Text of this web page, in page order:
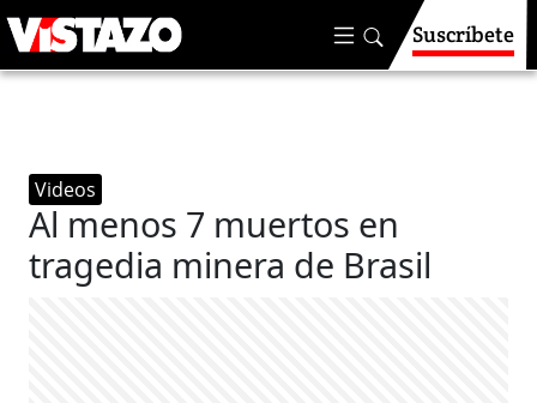
Suscríbete
Videos
Al menos 7 muertos en
tragedia minera de Brasil